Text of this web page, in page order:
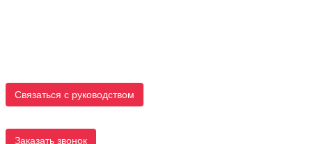
Связаться с руководством
Заказать звонок